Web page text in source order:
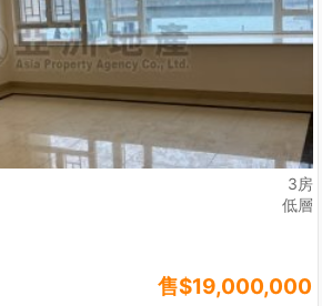
3房
低層
售$19,000,000